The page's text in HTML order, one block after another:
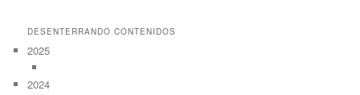
DESENTERRANDO CONTENIDOS
2025
2024